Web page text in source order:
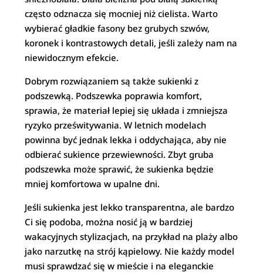
często odznacza się mocniej niż cielista. Warto
wybierać gładkie fasony bez grubych szwów,
koronek i kontrastowych detali, jeśli zależy nam na
niewidocznym efekcie.
Dobrym rozwiązaniem są także sukienki z
podszewką. Podszewka poprawia komfort,
sprawia, że materiał lepiej się układa i zmniejsza
ryzyko prześwitywania. W letnich modelach
powinna być jednak lekka i oddychająca, aby nie
odbierać sukience przewiewności. Zbyt gruba
podszewka może sprawić, że sukienka będzie
mniej komfortowa w upalne dni.
Jeśli sukienka jest lekko transparentna, ale bardzo
Ci się podoba, można nosić ją w bardziej
wakacyjnych stylizacjach, na przykład na plaży albo
jako narzutkę na strój kąpielowy. Nie każdy model
musi sprawdzać się w mieście i na eleganckie